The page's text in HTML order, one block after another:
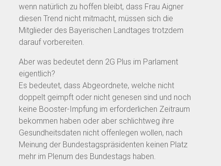
wenn natürlich zu hoffen bleibt, dass Frau Aigner
diesen Trend nicht mitmacht, müssen sich die
Mitglieder des Bayerischen Landtages trotzdem
darauf vorbereiten.
Aber was bedeutet denn 2G Plus im Parlament
eigentlich?
Es bedeutet, dass Abgeordnete, welche nicht
doppelt geimpft oder nicht genesen sind und noch
keine Booster-Impfung im erforderlichen Zeitraum
bekommen haben oder aber schlichtweg ihre
Gesundheitsdaten nicht offenlegen wollen, nach
Meinung der Bundestagspräsidenten keinen Platz
mehr im Plenum des Bundestags haben.